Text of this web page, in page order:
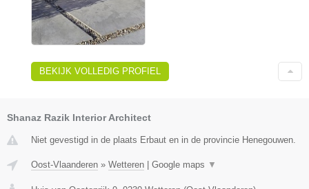
BEKIJK VOLLEDIG PROFIEL
Shanaz Razik Interior Architect
Niet gevestigd in de plaats Erbaut en in de provincie Henegouwen.
Oost-Vlaanderen » Wetteren Google maps ▼